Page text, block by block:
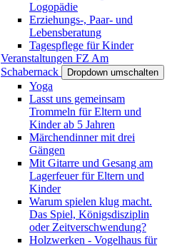
Logopädie
Erziehungs-, Paar- und
Lebensberatung
Tagespflege für Kinder
Veranstaltungen FZ Am
Schabernack
Dropdown umschalten
Yoga
Lasst uns gemeinsam
Trommeln für Eltern und
Kinder ab 5 Jahren
Märchendinner mit drei
Gängen
Mit Gitarre und Gesang am
Lagerfeuer für Eltern und
Kinder
Warum spielen klug macht.
Das Spiel, Königsdisziplin
oder Zeitverschwendung?
Holzwerken - Vogelhaus für